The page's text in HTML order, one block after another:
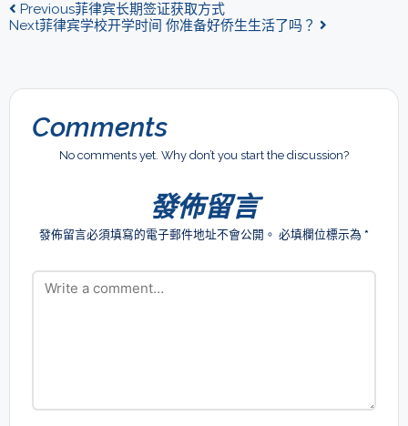
Previous菲律宾长期签证获取方式
Next菲律宾学校开学时间 你准备好侨生生活了吗？
Comments
No comments yet. Why don’t you start the discussion?
發佈留言
發佈留言必須填寫的電子郵件地址不會公開。 必填欄位標示為 *